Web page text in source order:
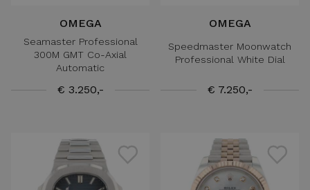
OMEGA
Seamaster Professional
300M GMT Co-Axial
Automatic
€ 3.250,-
OMEGA
Speedmaster Moonwatch
Professional White Dial
€ 7.250,-